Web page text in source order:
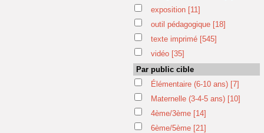
exposition [11]
outil pédagogique [18]
texte imprimé [545]
vidéo [35]
Par public cible
Élémentaire (6-10 ans) [7]
Maternelle (3-4-5 ans) [10]
4ème/3ème [14]
6ème/5ème [21]